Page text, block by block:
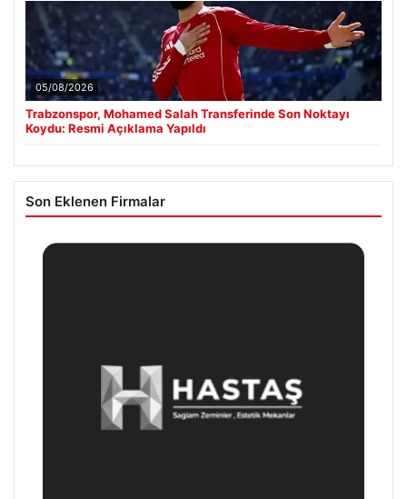
05/08/2026
Trabzonspor, Mohamed Salah Transferinde Son Noktayı
Koydu: Resmi Açıklama Yapıldı
Son Eklenen Firmalar